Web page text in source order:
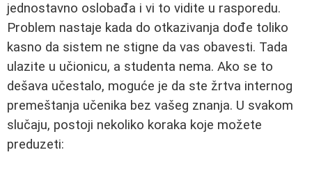
jednostavno oslobađa i vi to vidite u rasporedu.
Problem nastaje kada do otkazivanja dođe toliko
kasno da sistem ne stigne da vas obavesti. Tada
ulazite u učionicu, a studenta nema. Ako se to
dešava učestalo, moguće je da ste žrtva internog
premeštanja učenika bez vašeg znanja. U svakom
slučaju, postoji nekoliko koraka koje možete
preduzeti: